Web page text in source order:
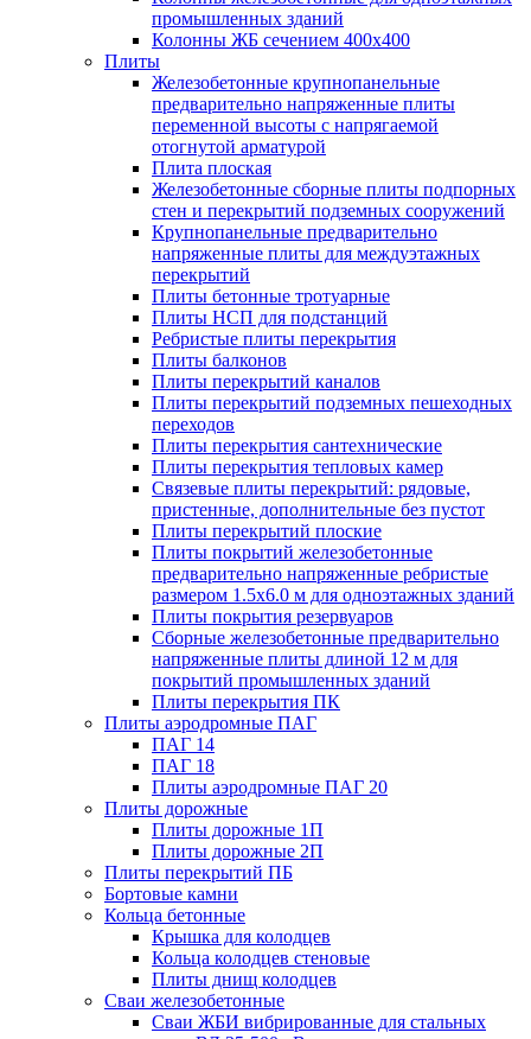
промышленных зданий
Колонны ЖБ сечением 400х400
Плиты
Железобетонные крупнопанельные
предварительно напряженные плиты
переменной высоты с напрягаемой
отогнутой арматурой
Плита плоская
Железобетонные сборные плиты подпорных
стен и перекрытий подземных сооружений
Крупнопанельные предварительно
напряженные плиты для междуэтажных
перекрытий
Плиты бетонные тротуарные
Плиты НСП для подстанций
Ребристые плиты перекрытия
Плиты балконов
Плиты перекрытий каналов
Плиты перекрытий подземных пешеходных
переходов
Плиты перекрытия сантехнические
Плиты перекрытия тепловых камер
Связевые плиты перекрытий: рядовые,
пристенные, дополнительные без пустот
Плиты перекрытий плоские
Плиты покрытий железобетонные
предварительно напряженные ребристые
размером 1.5х6.0 м для одноэтажных зданий
Плиты покрытия резервуаров
Сборные железобетонные предварительно
напряженные плиты длиной 12 м для
покрытий промышленных зданий
Плиты перекрытия ПК
Плиты аэродромные ПАГ
ПАГ 14
ПАГ 18
Плиты аэродромные ПАГ 20
Плиты дорожные
Плиты дорожные 1П
Плиты дорожные 2П
Плиты перекрытий ПБ
Бортовые камни
Кольца бетонные
Крышка для колодцев
Кольца колодцев стеновые
Плиты днищ колодцев
Сваи железобетонные
Сваи ЖБИ вибрированные для стальных